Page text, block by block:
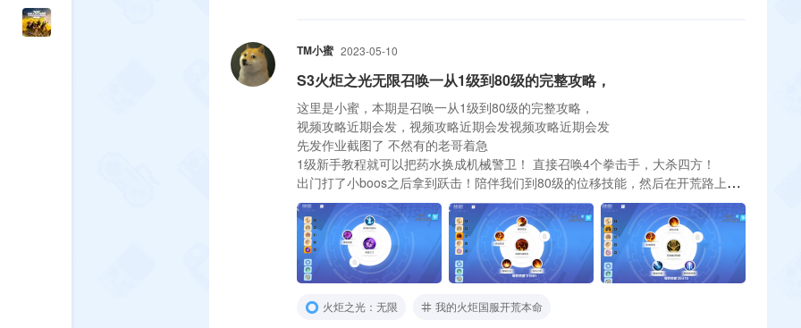
TM小蜜 2023-05-10
S3火炬之光无限召唤一从1级到80级的完整攻略，
这里是小蜜，本期是召唤一从1级到80级的完整攻略，
视频攻略近期会发，视频攻略近期会发视频攻略近期会发
先发作业截图了 不然有的老哥着急
1级新手教程就可以把药水换成机械警卫！ 直接召唤4个拳击手，大杀四方！
出门打了小boos之后拿到跃击！陪伴我们到80级的位移技能，然后在开荒路上寻
找两把名叫粗制铁剑的1.65攻速单手剑，如果后续拿到灵魂交错，一定要把灵魂
交错放右边，小铁
火炬之光：无限 我的火炬国服开荒本命